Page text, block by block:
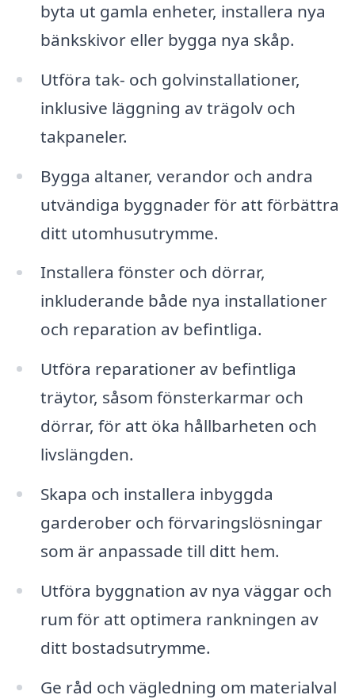
byta ut gamla enheter, installera nya
bänkskivor eller bygga nya skåp.
Utföra tak- och golvinstallationer,
inklusive läggning av trägolv och
takpaneler.
Bygga altaner, verandor och andra
utvändiga byggnader för att förbättra
ditt utomhusutrymme.
Installera fönster och dörrar,
inkluderande både nya installationer
och reparation av befintliga.
Utföra reparationer av befintliga
träytor, såsom fönsterkarmar och
dörrar, för att öka hållbarheten och
livslängden.
Skapa och installera inbyggda
garderober och förvaringslösningar
som är anpassade till ditt hem.
Utföra byggnation av nya väggar och
rum för att optimera rankningen av
ditt bostadsutrymme.
Ge råd och vägledning om materialval